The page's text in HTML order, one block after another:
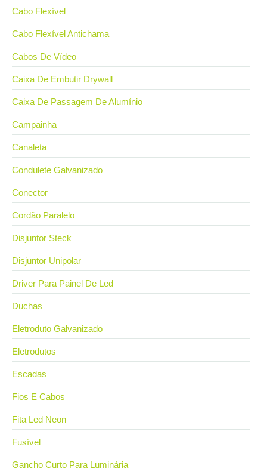
Cabo Flexível
Cabo Flexível Antichama
Cabos De Vídeo
Caixa De Embutir Drywall
Caixa De Passagem De Alumínio
Campainha
Canaleta
Condulete Galvanizado
Conector
Cordão Paralelo
Disjuntor Steck
Disjuntor Unipolar
Driver Para Painel De Led
Duchas
Eletroduto Galvanizado
Eletrodutos
Escadas
Fios E Cabos
Fita Led Neon
Fusível
Gancho Curto Para Luminária